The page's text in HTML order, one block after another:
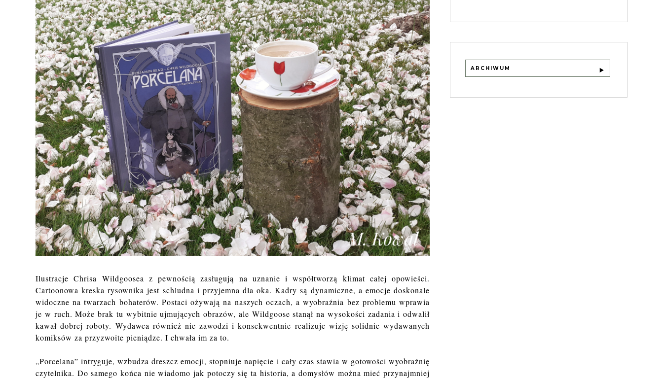
Ilustracje Chrisa Wildgoosea z pewnością zasługują na uznanie i współtworzą klimat całej opowieści.
Cartoonowa kreska rysownika jest schludna i przyjemna dla oka. Kadry są dynamiczne, a emocje doskonale
widoczne na twarzach bohaterów. Postaci ożywają na naszych oczach, a wyobraźnia bez problemu wprawia
je w ruch. Może brak tu wybitnie ujmujących obrazów, ale Wildgoose stanął na wysokości zadania i odwalił
kawał dobrej roboty. Wydawca również nie zawodzi i konsekwentnie realizuje wizję solidnie wydawanych
komiksów za przyzwoite pieniądze. I chwała im za to.
„Porcelana” intryguje, wzbudza dreszcz emocji, stopniuje napięcie i cały czas stawia w gotowości wyobraźnię
czytelnika. Do samego końca nie wiadomo jak potoczy się ta historia, a domysłów można mieć przynajmniej
ARCHIWUM